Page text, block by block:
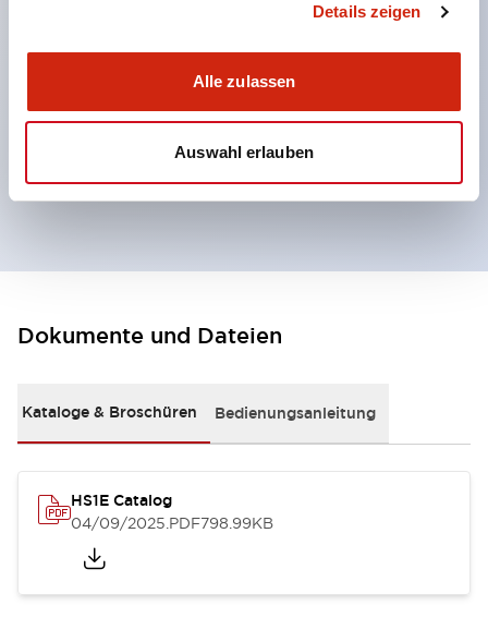
Details zeigen
Alle zulassen
Auswahl erlauben
um Kompatibilität bei nahe beieinander liegenden
Installationen zu verhindern.
Der Aktuator kann aus zwei Richtungen eingeführt
werden.
Doppelte Isolierkonstruktion ohne
Erdungsanschluss erforderlich.
Dokumente und Dateien
Kataloge & Broschüren Bedienungsanleitung
HS1E Catalog
04/09/2025.PDF798.99KB